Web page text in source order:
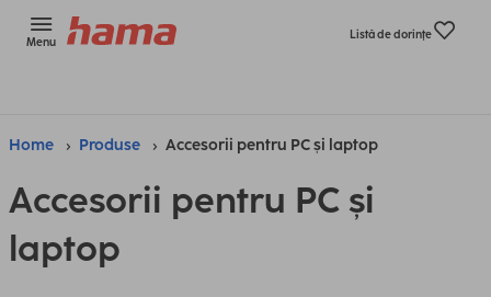
Menu
Listă de dorinţe
Home Produse Accesorii pentru PC și laptop
Accesorii pentru PC și
laptop